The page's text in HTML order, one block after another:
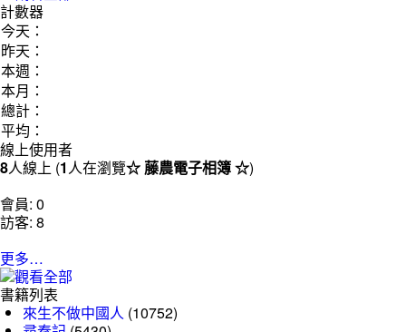
計數器
今天：
昨天：
本週：
本月：
總計：
平均：
線上使用者
8人線上 (1人在瀏覽☆ 藤農電子相簿 ☆)
會員: 0
訪客: 8
更多…
書籍列表
來生不做中國人 (10752)